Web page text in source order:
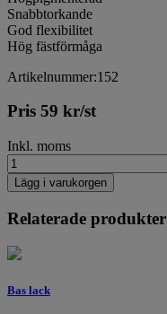
Snabbtorkande
God flexibilitet
Hög fästförmåga
Artikelnummer:152
Pris 59 kr/st
Inkl. moms
Lägg i varukorgen
Relaterade produkter
Bas lack